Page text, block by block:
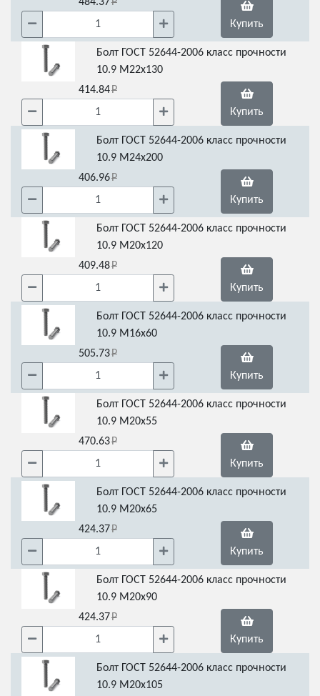
Купить
Болт ГОСТ 52644-2006 класс прочности
10.9 М22х130
414.84
Купить
Болт ГОСТ 52644-2006 класс прочности
10.9 М24х200
406.96
Купить
Болт ГОСТ 52644-2006 класс прочности
10.9 М20х120
409.48
Купить
Болт ГОСТ 52644-2006 класс прочности
10.9 М16х60
505.73
Купить
Болт ГОСТ 52644-2006 класс прочности
10.9 М20х55
470.63
Купить
Болт ГОСТ 52644-2006 класс прочности
10.9 М20х65
424.37
Купить
Болт ГОСТ 52644-2006 класс прочности
10.9 М20х90
424.37
Купить
Болт ГОСТ 52644-2006 класс прочности
10.9 М20х105